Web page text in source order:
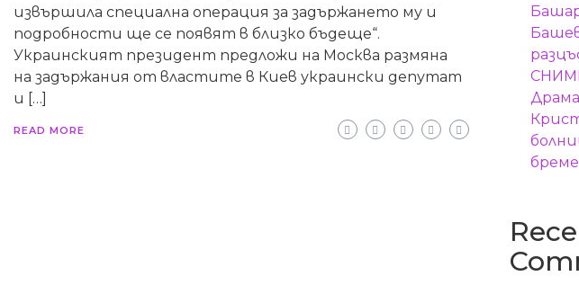
извършила специална операция за задържането му и
подробности ще се появят в близко бъдеще“.
Украинският президент предложи на Москва размяна
на задържания от властите в Киев украински депутат
и […]
READ MORE